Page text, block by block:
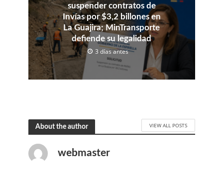
suspender contratos de
Invías por $3,2 billones en
La Guajira; MinTransporte
defiende su legalidad
3 días antes
About the author VIEW ALL POSTS
webmaster